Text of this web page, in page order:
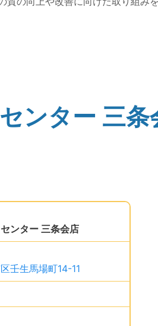
ンター 三条
ンター 三条会店
壬生馬場町14-11